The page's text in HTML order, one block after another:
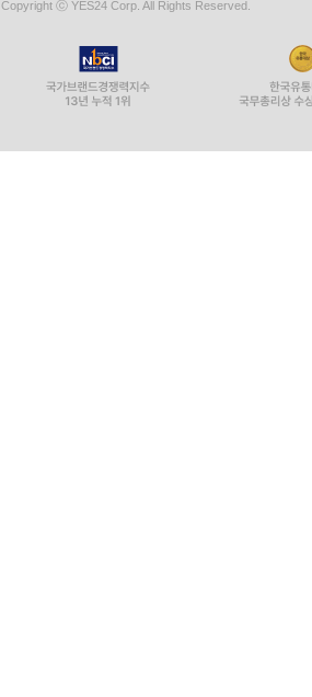
Copyright ⓒ YES24 Corp. All Rights Reserved.